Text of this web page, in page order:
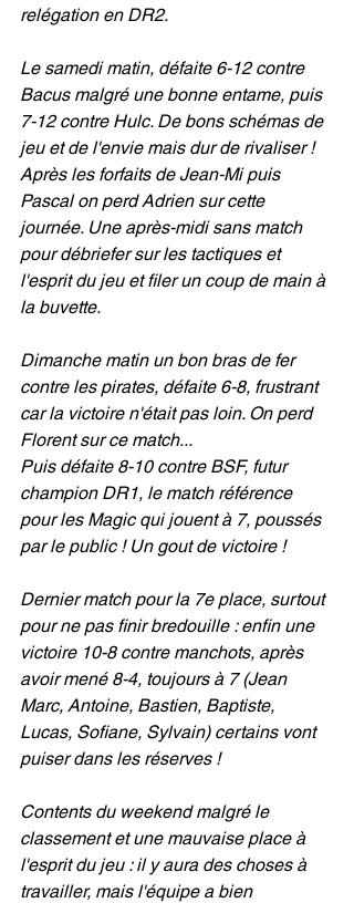
relégation en DR2.
Le samedi matin, défaite 6-12 contre
Bacus malgré une bonne entame, puis
7-12 contre Hulc. De bons schémas de
jeu et de l'envie mais dur de rivaliser !
Après les forfaits de Jean-Mi puis
Pascal on perd Adrien sur cette
journée. Une après-midi sans match
pour débriefer sur les tactiques et
l'esprit du jeu et filer un coup de main à
la buvette.
Dimanche matin un bon bras de fer
contre les pirates, défaite 6-8, frustrant
car la victoire n'était pas loin. On perd
Florent sur ce match...
Puis défaite 8-10 contre BSF, futur
champion DR1, le match référence
pour les Magic qui jouent à 7, poussés
par le public ! Un gout de victoire !
Dernier match pour la 7e place, surtout
pour ne pas finir bredouille : enfin une
victoire 10-8 contre manchots, après
avoir mené 8-4, toujours à 7 (Jean
Marc, Antoine, Bastien, Baptiste,
Lucas, Sofiane, Sylvain) certains vont
puiser dans les réserves !
Contents du weekend malgré le
classement et une mauvaise place à
l'esprit du jeu : il y aura des choses à
travailler, mais l'équipe a bien